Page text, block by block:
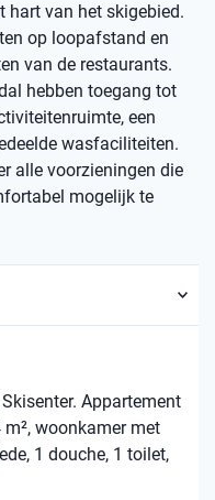
hart van het skigebied.
op loopafstand en
van de restaurants.
hebben toegang tot
een
wasfaciliteiten.
alle voorzieningen die
mogelijk te
Appartement
woonkamer met
1 douche, 1 toilet,